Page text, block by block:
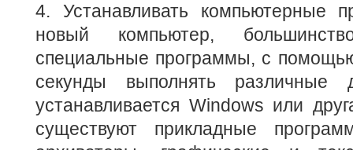
4. Устанавливать компьютерные
новый компьютер,
специальные программы, с
секунды выполнять различные
устанавливается Windows или
существуют прикладные